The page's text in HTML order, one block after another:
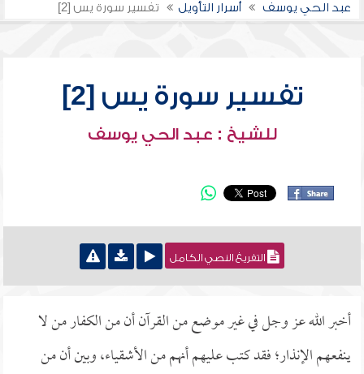
عبد الحي يوسف
أسرار التأويل تفسير سورة يس [2]
تفسير سورة يس [2]
للشيخ : عبد الحي يوسف
التفريغ النصي الكامل
أخبر الله عز وجل في غير موضع من القرآن أن من الكفار من لا
ينفعهم الإنذار؛ فقد كتب عليهم أنهم من الأشقياء، وبين أن من